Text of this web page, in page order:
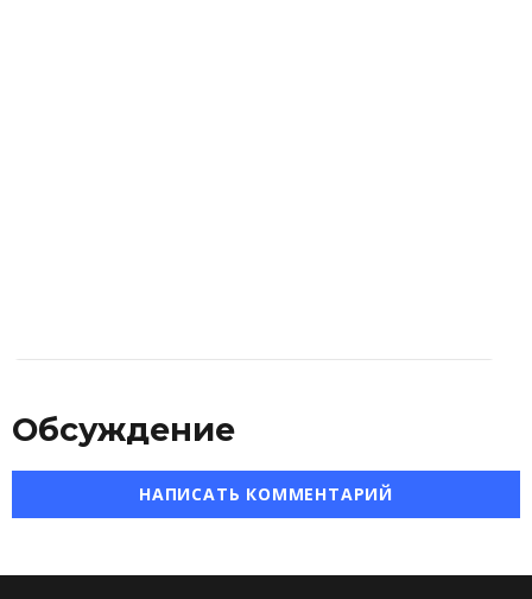
Обсуждение
НАПИСАТЬ КОММЕНТАРИЙ